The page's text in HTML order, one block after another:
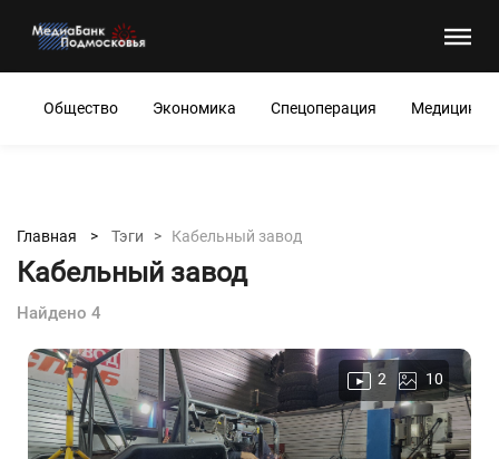
Общество Экономика Спецоперация Медицина
Главная > Тэги > Кабельный завод
Кабельный завод
Найдено 4
2 10